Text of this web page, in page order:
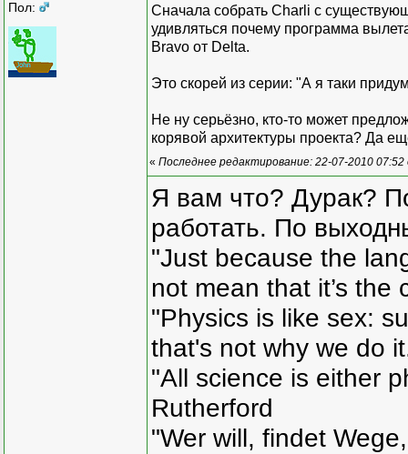
Пол:
Сначала собрать Charli с
удивляться почему программа
Bravo от Delta.
Это скорей из серии: "А я таки
Не ну серьёзно, кто-то может
корявой архитектуры проекта? Да
« Последнее редактирование: 22-07-2010
Я вам что? Дурак?
работать. По
"Just because the
not mean that it’s the
"Physics is like sex:
that's not why we do
"All science is either
Rutherford
"Wer will, findet